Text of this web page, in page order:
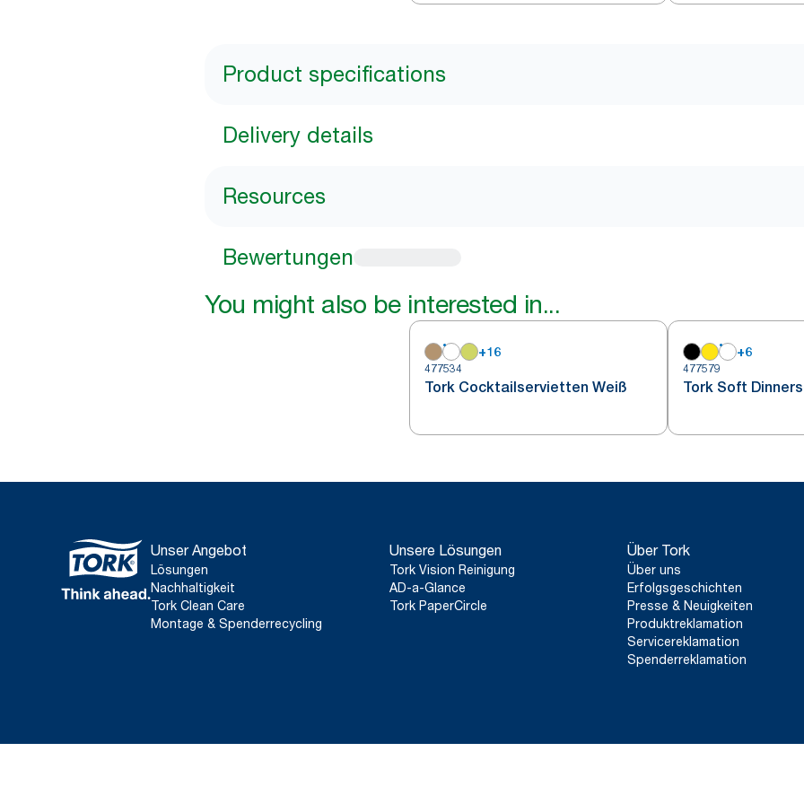
Product specifications
Delivery details
Resources
Bewertungen
You might also be interested in...
+16
477534
Tork Cocktailservietten Weiß
+6
477579
Tork Soft
Unser Angebot
Lösungen
Nachhaltigkeit
Tork Clean Care
Montage & Spenderrecycling
Unsere Lösungen
Tork Vision Reinigung
AD-a-Glance
Tork PaperCircle
Über Tork
Über uns
Erfolgsgeschichten
Presse & Neuigkeiten
Produktreklamation
Servicereklamation
Spenderreklamation